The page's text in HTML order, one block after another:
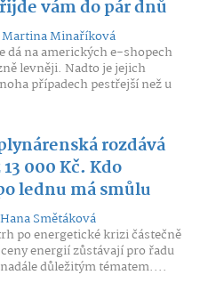
vám do pár dnů
Martina Minaříková
dá na amerických e-shopech
levněji. Nadto je jejich
případech pestřejší než u
rozdává
000 Kč. Kdo
lednu má smůlu
Hana Smětáková
po energetické krizi částečně
energií zůstávají pro řadu
důležitým tématem....